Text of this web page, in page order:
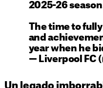
2025-26
The time to
and
year when he
— Liverpool FC
Un legado